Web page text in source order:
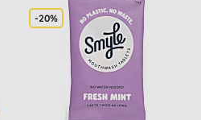
-20%